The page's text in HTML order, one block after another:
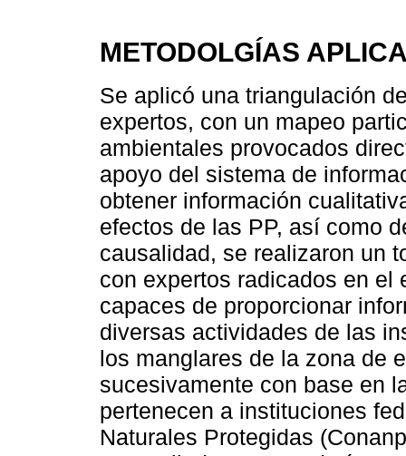
METODOLGÍAS
Se aplicó una triangulación
expertos, con un mapeo
ambientales provocados
apoyo del sistema de
obtener información
efectos de las PP, así como
causalidad, se realizaron un
con expertos radicados en el
capaces de proporcionar
diversas actividades de las
los manglares de la zona de
sucesivamente con base en
pertenecen a instituciones
Naturales Protegidas